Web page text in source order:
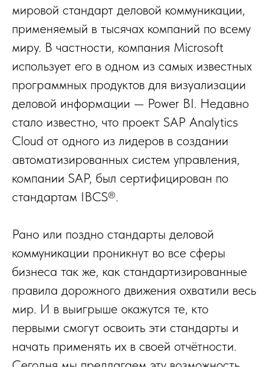
мировой стандарт деловой коммуникации,
применяемый в тысячах компаний по всему
миру. В частности, компания Microsoft
использует его в одном из самых известных
программных продуктов для визуализации
деловой информации — Power BI. Недавно
стало известно, что проект SAP Analytics
Cloud от одного из лидеров в создании
автоматизированных систем управления,
компании SAP, был сертифицирован по
стандартам IBCS®.
Рано или поздно стандарты деловой
коммуникации проникнут во все сферы
бизнеса так же, как стандартизированные
правила дорожного движения охватили весь
мир. И в выигрыше окажутся те, кто
первыми смогут освоить эти стандарты и
начать применять их в своей отчётности.